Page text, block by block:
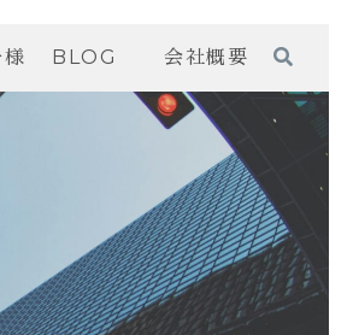
BLOG 会社概要